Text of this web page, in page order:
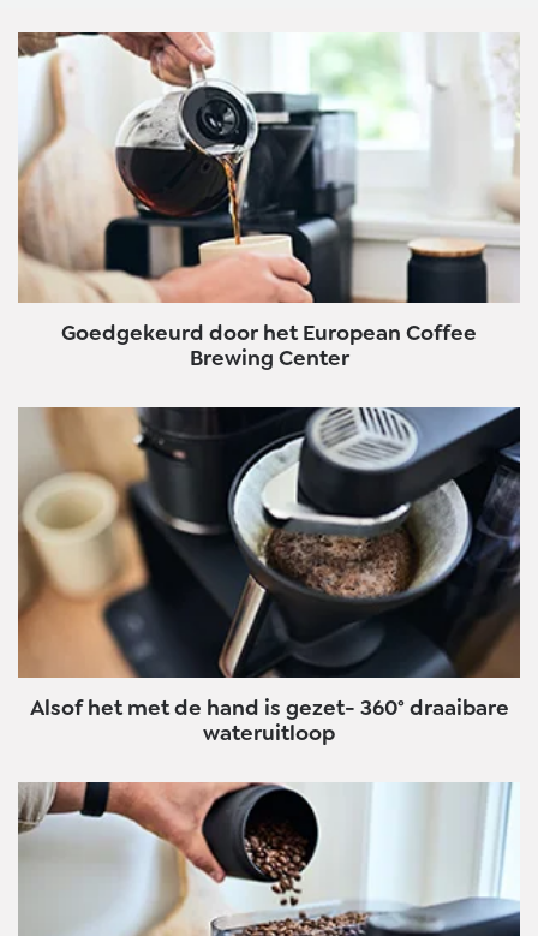
Goedgekeurd door het European Coffee
Brewing Center
Alsof het met de hand is gezet- 360° draaibare
wateruitloop